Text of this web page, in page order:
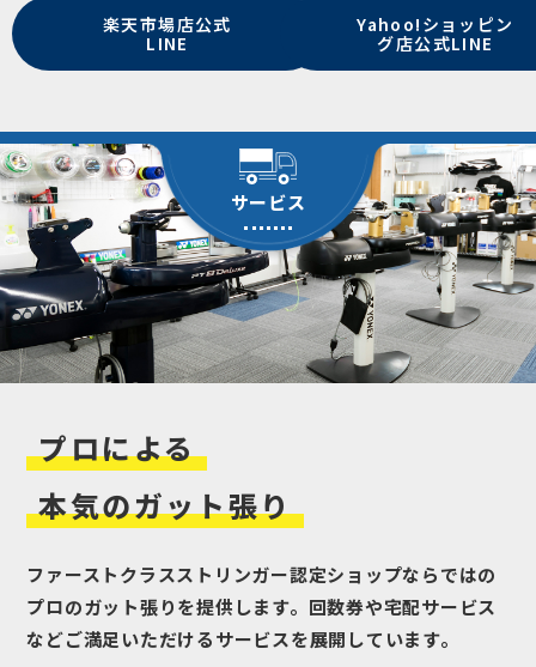
楽天市場店公式
LINE
Yahoo!ショッピン
グ店公式LINE
プロによる
本気のガット張り
ファーストクラスストリンガー認定ショップならではの
プロのガット張りを提供します。回数券や宅配サービス
などご満足いただけるサービスを展開しています。
サービス